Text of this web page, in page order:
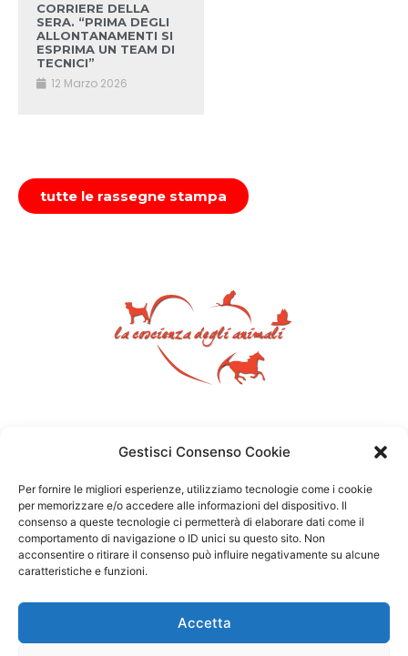
Gestisci Consenso Cookie
Per fornire le migliori esperienze, utilizziamo tecnologie come i cookie
per memorizzare e/o accedere alle informazioni del dispositivo. Il
consenso a queste tecnologie ci permetterà di elaborare dati come il
comportamento di navigazione o ID unici su questo sito. Non
acconsentire o ritirare il consenso può influire negativamente su alcune
caratteristiche e funzioni.
Accetta
CORRIERE DELLA
SERA. “PRIMA DEGLI
ALLONTANAMENTI SI
ESPRIMA UN TEAM DI
TECNICI”
12 Marzo 2026
tutte le rassegne stampa